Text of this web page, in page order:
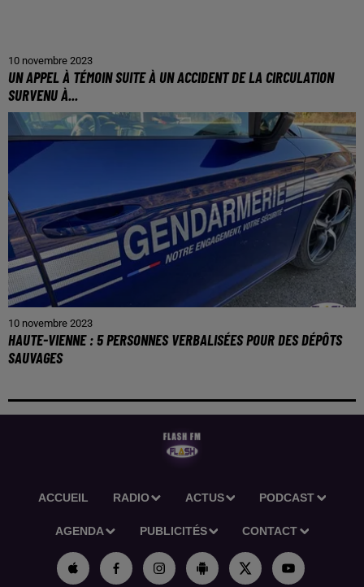
10 novembre 2023
UN APPEL À TÉMOIN SUITE À UN ACCIDENT DE LA CIRCULATION
SURVENU À...
10 novembre 2023
HAUTE-VIENNE : 5 PERSONNES VERBALISÉES POUR DES DÉPÔTS
SAUVAGES
ACCUEIL RADIO ACTUS PODCAST
AGENDA PUBLICITÉS CONTACT